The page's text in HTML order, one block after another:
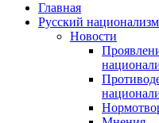
Главная
Русский
Новости